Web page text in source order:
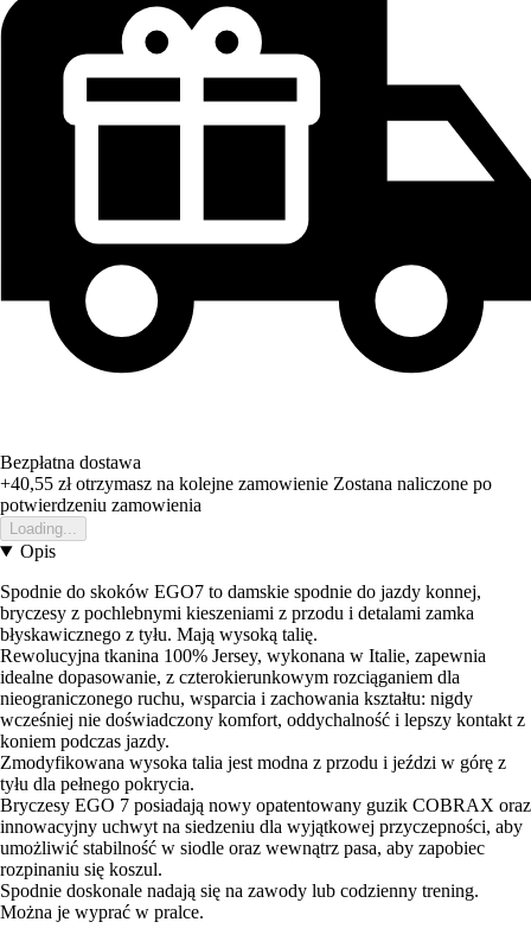
Bezpłatna dostawa
+40,55 złotrzymasz na kolejne zamowienie Zostana naliczone po
potwierdzeniu zamowienia
Loading...
Opis
Spodnie do skoków EGO7 to damskie spodnie do jazdy konnej,
bryczesy z pochlebnymi kieszeniami z przodu i detalami zamka
błyskawicznego z tyłu. Mają wysoką talię.
Rewolucyjna tkanina 100% Jersey, wykonana w Italie, zapewnia
idealne dopasowanie, z czterokierunkowym rozciąganiem dla
nieograniczonego ruchu, wsparcia i zachowania kształtu: nigdy
wcześniej nie doświadczony komfort, oddychalność i lepszy kontakt z
koniem podczas jazdy.
Zmodyfikowana wysoka talia jest modna z przodu i jeździ w górę z
tyłu dla pełnego pokrycia.
Bryczesy EGO 7 posiadają nowy opatentowany guzik COBRAX oraz
innowacyjny uchwyt na siedzeniu dla wyjątkowej przyczepności, aby
umożliwić stabilność w siodle oraz wewnątrz pasa, aby zapobiec
rozpinaniu się koszul.
Spodnie doskonale nadają się na zawody lub codzienny trening.
Można je wyprać w pralce.